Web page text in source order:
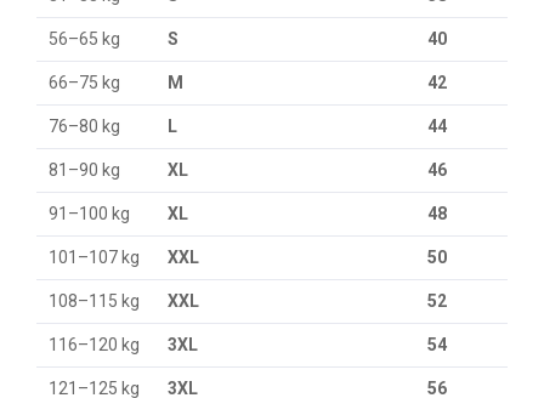
56–65 kg S 40
66–75 kg M 42
76–80 kg L 44
81–90 kg XL 46
91–100 kg XL 48
101–107 kg XXL 50
108–115 kg XXL 52
116–120 kg 3XL 54
121–125 kg 3XL 56